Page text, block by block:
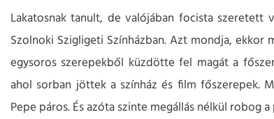
Lakatosnak tanult, de valójában focista
Szolnoki Szigligeti Színházban. Azt mondja,
egysoros szerepekből küzdötte fel magát a
ahol sorban jöttek a színház és film főszerepek.
Pepe páros. És azóta szinte megállás nélkül robog